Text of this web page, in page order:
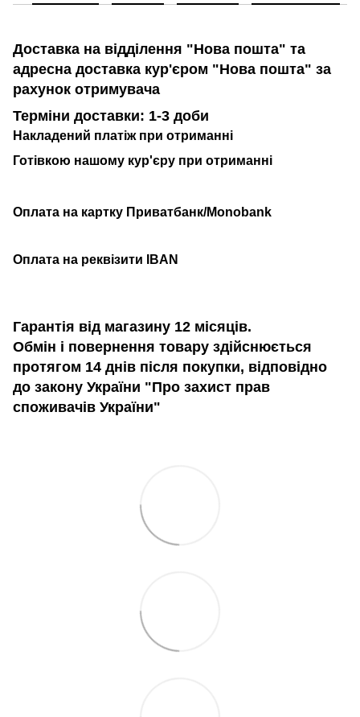
Доставка на відділення "Нова пошта" та
адресна доставка кур'єром "Нова пошта" за
рахунок отримувача
Терміни доставки: 1-3 доби
Накладений платіж при отриманні
Готівкою нашому кур'єру при отриманні
Оплата на картку Приватбанк/Monobank
Оплата на реквізити IBAN
Гарантія від магазину 12 місяців.
Обмін і повернення товару здійснюється
протягом 14 днів після покупки, відповідно
до закону України "Про захист прав
споживачів України"